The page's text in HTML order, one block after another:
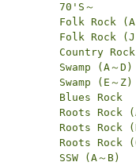
70'S～
Folk Rock
Folk Rock (J
Country Rock
Swamp (A～D)
Swamp (E～Z)
Blues Rock
Roots Rock
Roots Rock
Roots Rock
SSW (A～B)